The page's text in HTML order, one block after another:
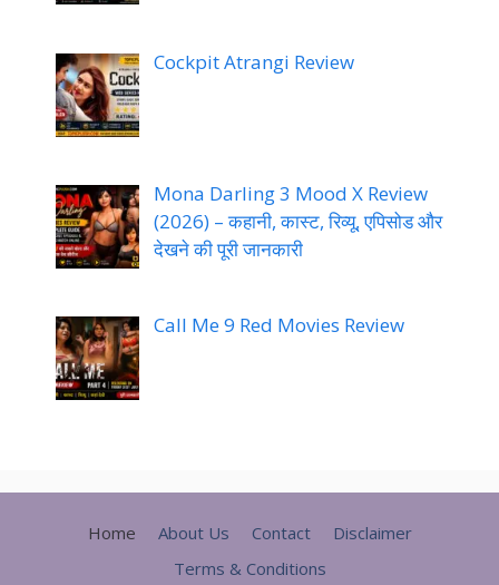
Cockpit Atrangi Review
Mona Darling 3 Mood X Review
(2026) – कहानी, कास्ट, रिव्यू, एपिसोड और
देखने की पूरी जानकारी
Call Me 9 Red Movies Review
Home About Us Contact
Disclaimer
Terms & Conditions